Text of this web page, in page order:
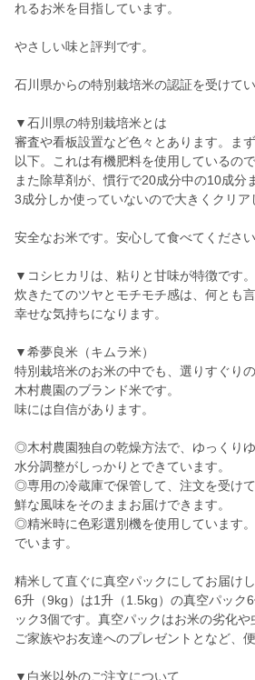
れるお米を目指しています。
やさしい味と評判です。
石川県からの特別栽培米の認証を受けてい
▼石川県の特別栽培米とは
審査や看板設置など色々とあります。ま
以下。これは有機肥料を使用しているので
また除草剤が、慣行で20成分中の10成分
3成分しか使っていないので大きくクリア
安全なお米です。安心して食べてください
▼コシヒカリは、粘りと甘味が特徴です。
炊きたてのツヤとモチモチ感は、何とも
幸せな気持ちになります。
▼希夢良米（キムラ米）
特別栽培米のお米の中でも、選りすぐりの
木村農園のブランド米です。
味には自信があります。
◎木村農園独自の乾燥方法で、ゆっくりゆ
水分調整がしっかりとできています。
◎専用の冷蔵庫で保管して、注文を受け
鮮な風味をそのままお届けできます。
◎精米時に色彩選別機を使用しています
でいます。
精米して直ぐに真空パックにしてお届けし
6升（9kg）は1升（1.5kg）の真空パック
ック3個です。真空パックはお米の劣化や
ご家族やお友達へのプレゼントとなど、
▼白米以外のご注文について